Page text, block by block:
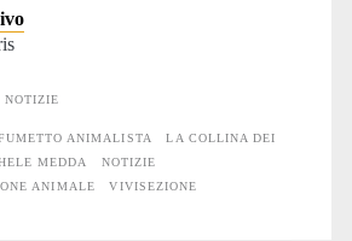
NOTIZIE
ANIMALISTA
LA COLLINA DEI
MEDDA
NOTIZIE
ANIMALE
VIVISEZIONE